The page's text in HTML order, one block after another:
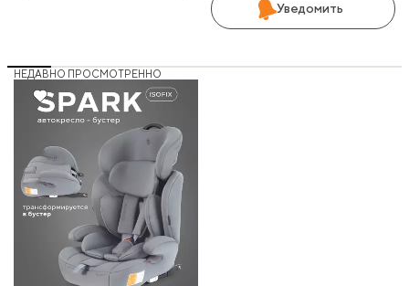
Уведомить
НЕДАВНО ПРОСМОТРЕННО
12%